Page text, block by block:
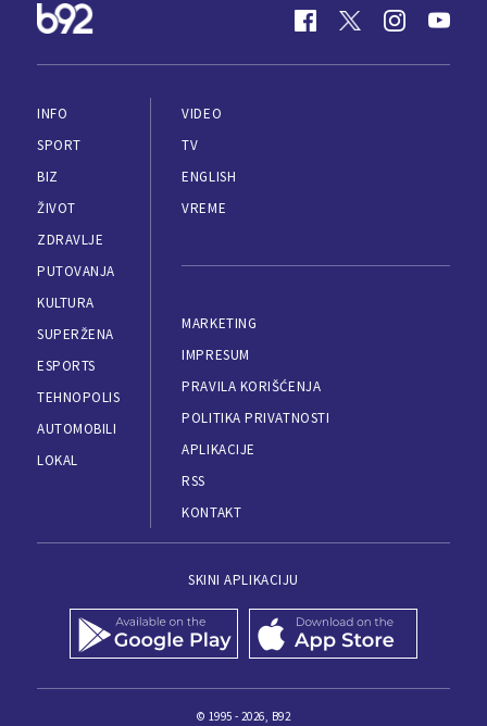
INFO
SPORT
BIZ
ŽIVOT
ZDRAVLJE
PUTOVANJA
KULTURA
SUPERŽENA
ESPORTS
TEHNOPOLIS
AUTOMOBILI
LOKAL
VIDEO
TV
ENGLISH
VREME
MARKETING
IMPRESUM
PRAVILA KORIŠĆENJA
POLITIKA PRIVATNOSTI
APLIKACIJE
RSS
KONTAKT
SKINI APLIKACIJU
© 1995 - 2026, B92